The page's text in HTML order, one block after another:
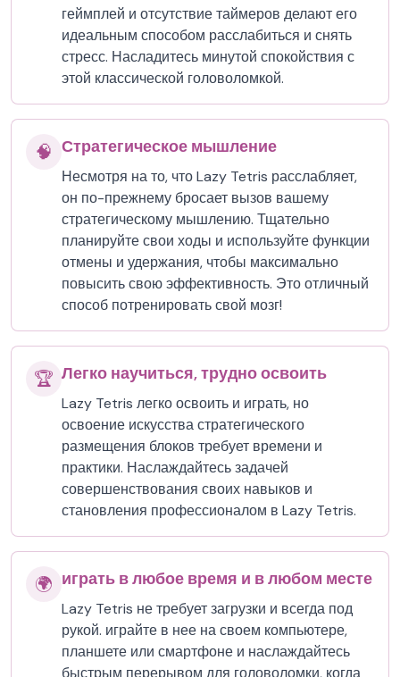
геймплей и отсутствие таймеров делают его
идеальным способом расслабиться и снять
стресс. Насладитесь минутой спокойствия с
этой классической головоломкой.
🧠 Стратегическое мышление
Несмотря на то, что Lazy Tetris расслабляет,
он по-прежнему бросает вызов вашему
стратегическому мышлению. Тщательно
планируйте свои ходы и используйте функции
отмены и удержания, чтобы максимально
повысить свою эффективность. Это отличный
способ потренировать свой мозг!
🏆 Легко научиться, трудно освоить
Lazy Tetris легко освоить и играть, но
освоение искусства стратегического
размещения блоков требует времени и
практики. Наслаждайтесь задачей
совершенствования своих навыков и
становления профессионалом в Lazy Tetris.
🌍 играть в любое время и в любом месте
Lazy Tetris не требует загрузки и всегда под
рукой. играйте в нее на своем компьютере,
планшете или смартфоне и наслаждайтесь
быстрым перерывом для головоломки, когда